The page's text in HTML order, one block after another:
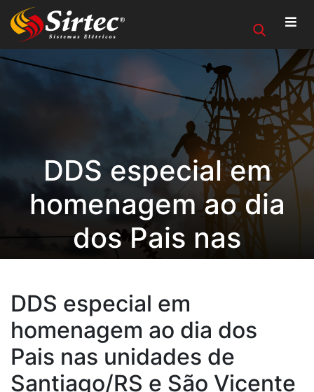
DDS especial em
homenagem ao dia
dos Pais nas
Santiago/RS e São
Vicente do Sul/RS
DDS especial em
homenagem ao dia dos
Pais nas unidades de
Santiago/RS e São Vicente